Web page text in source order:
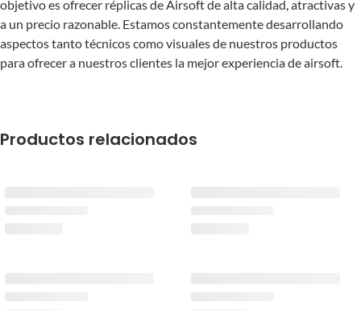
objetivo es ofrecer réplicas de Airsoft de alta calidad, atractivas y
a un precio razonable. Estamos constantemente desarrollando
aspectos tanto técnicos como visuales de nuestros productos
para ofrecer a nuestros clientes la mejor experiencia de airsoft.
Productos relacionados